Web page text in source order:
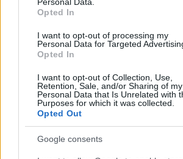
Opted In
I want to opt-out of processing my
Personal Data for Targeted
Opted In
I want to opt-out of Collection, Use,
Retention, Sale, and/or Sharing of my
Personal Data that Is Unrelated with
Purposes for which it was collected.
Opted Out
Google consents
Hőség és vízhiány - itatók
vadállományt a somogyi erdőkben